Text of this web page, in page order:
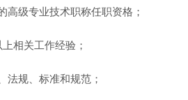
高级专业技术职称任职资格；
相关工作经验；
法规、标准和规范；